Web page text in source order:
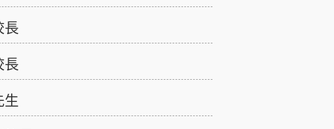
長
長
生